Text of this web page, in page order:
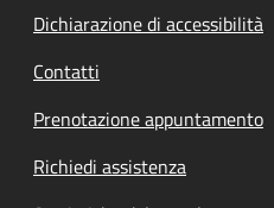
Dichiarazione di accessibilità
Contatti
Prenotazione appuntamento
Richiedi assistenza